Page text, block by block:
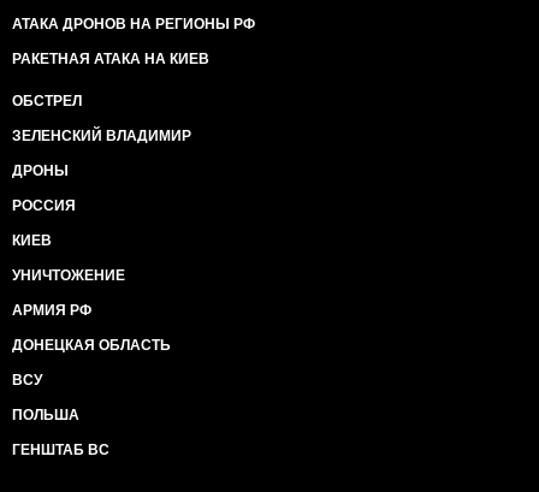
АТАКА ДРОНОВ НА РЕГИОНЫ РФ
РАКЕТНАЯ АТАКА НА КИЕВ
ОБСТРЕЛ
ЗЕЛЕНСКИЙ ВЛАДИМИР
ДРОНЫ
РОССИЯ
КИЕВ
УНИЧТОЖЕНИЕ
АРМИЯ РФ
ДОНЕЦКАЯ ОБЛАСТЬ
ВСУ
ПОЛЬША
ГЕНШТАБ ВС